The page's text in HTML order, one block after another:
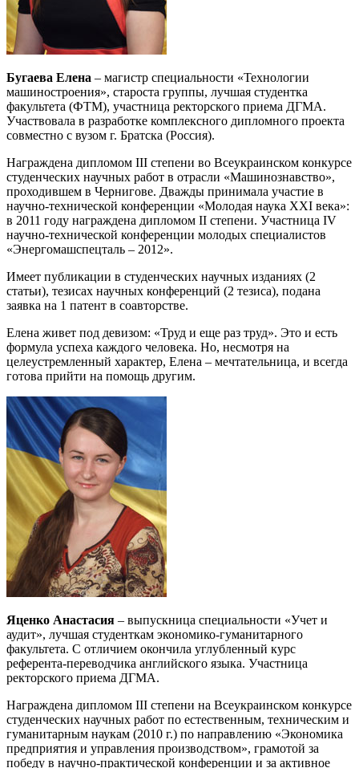
Бугаева Елена – магистр специальности «Технологии
машиностроения», староста группы, лучшая студентка
факультета (ФТМ), участница ректорского приема ДГМА.
Участвовала в разработке комплексного дипломного проекта
совместно с вузом г. Братска (Россия).
Награждена дипломом III степени во Всеукраинском конкурсе
студенческих научных работ в отрасли «Машинознавство»,
проходившем в Чернигове. Дважды принимала участие в
научно-технической конференции «Молодая наука XXI века»:
в 2011 году награждена дипломом II степени. Участница IV
научно-технической конференции молодых специалистов
«Энергомашспецталь – 2012».
Имеет публикации в студенческих научных изданиях (2
статьи), тезисах научных конференций (2 тезиса), подана
заявка на 1 патент в соавторстве.
Елена живет под девизом: «Труд и еще раз труд». Это и есть
формула успеха каждого человека. Но, несмотря на
целеустремленный характер, Елена – мечтательница, и всегда
готова прийти на помощь другим.
Яценко Анастасия – выпускница специальности «Учет и
аудит», лучшая студенткам экономико-гуманитарного
факультета. С отличием окончила углубленный курс
референта-переводчика английского языка. Участница
ректорского приема ДГМА.
Награждена дипломом III степени на Всеукраинском конкурсе
студенческих научных работ по естественным, техническим и
гуманитарным наукам (2010 г.) по направлению «Экономика
предприятия и управления производством», грамотой за
победу в научно-практической конференции и за активное